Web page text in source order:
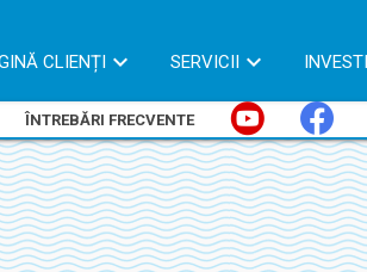
CLIENȚI SERVICII
ÎNTREBĂRI FRECVENTE